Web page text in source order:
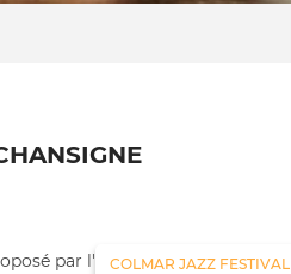
par l' COLMAR JAZZ FESTIVAL